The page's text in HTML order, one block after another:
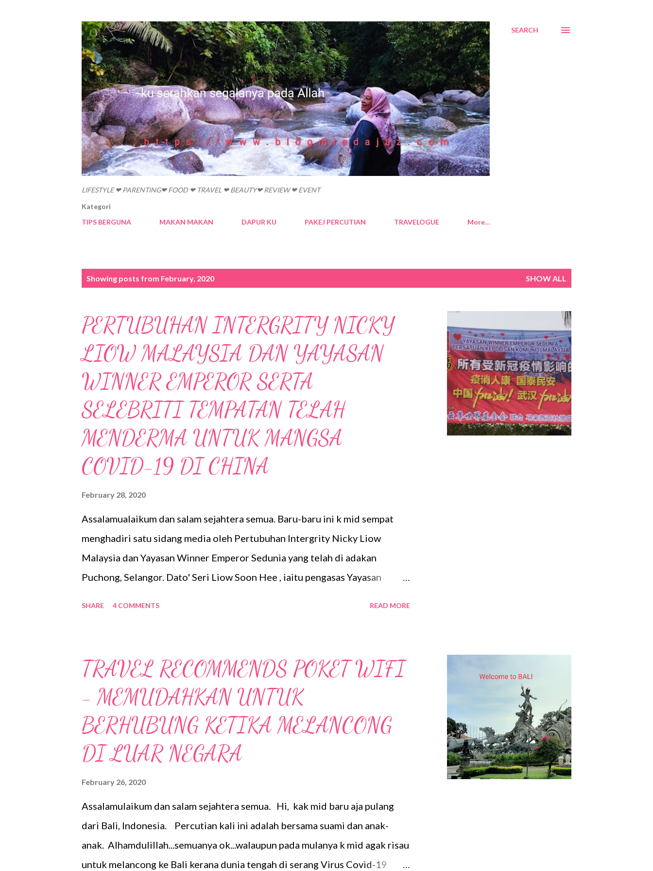
LIFESTYLE ❤ PARENTING❤ FOOD ❤ TRAVEL ❤ BEAUTY❤ REVIEW ❤ EVENT
SEARCH
Kategori
TIPS BERGUNA
MAKAN MAKAN DAPUR KU PAKEJ PERCUTIAN TRAVELOGUE More…
Showing posts from February, 2020 SHOW ALL
PERTUBUHAN INTERGRITY NICKY
LIOW MALAYSIA DAN YAYASAN
WINNER EMPEROR SERTA
SELEBRITI TEMPATAN TELAH
MENDERMA UNTUK MANGSA
COVID-19 DI CHINA
February 28, 2020
Assalamualaikum dan salam sejahtera semua. Baru-baru ini k mid sempat
menghadiri satu sidang media oleh Pertubuhan Intergrity Nicky Liow
Malaysia dan Yayasan Winner Emperor Sedunia yang telah di adakan
Puchong, Selangor. Dato' Seri Liow Soon Hee , iaitu pengasas Yayasan
19 di China . Tujuan sumbangan ini adalah untuk.membantu mengawal
penularan wabak berkenaan di China. Dato' Seri Liow Soon Hee sedang
menjawab pertanyaan wartawan dan di sebelahnya selebriti Excella Chong
Bekalan tersebut telah di hantar melalui Helikopter dari Jepun dan
Malaysia ke kawasan yang di janfkiti Virus Covid-19 di China dan telah di
SHARE 4 COMMENTS READ MORE
TRAVEL RECOMMENDS POKET WIFI
- MEMUDAHKAN UNTUK
BERHUBUNG KETIKA MELANCONG
DI LUAR NEGARA
February 26, 2020
Assalamulaikum dan salam sejahtera semua. Hi, kak mid baru aja pulang
dari Bali, Indonesia. Percutian kali ini adalah bersama suami dan anak-
anak. Alhamdulillah...semuanya ok...walaupun pada mulanya k mid agak risau
untuk melancong ke Bali kerana dunia tengah di serang Virus Covid-19